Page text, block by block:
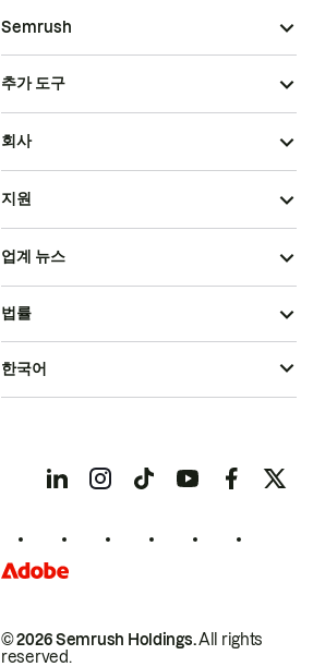
Semrush
추가 도구
회사
지원
업계 뉴스
© 2026 Semrush Holdings.All rights
reserved.
법률
한국어